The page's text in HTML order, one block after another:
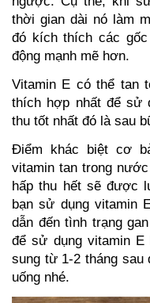
thời gian dài nó làm
đó kích thích các
động mạnh mẽ hơn.
Vitamin E có thể tan
thích hợp nhất để sử
thu tốt nhất đó là sau
Điểm khác biệt cơ
vitamin tan trong
hấp thu hết sẽ được
bạn sử dụng vitamin
dẫn đến tình trạng
để sử dụng vitamin E
sung từ 1-2 tháng sau
uống nhé.